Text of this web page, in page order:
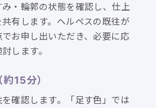
・輪郭の状態を確認し、仕上
有します。ヘルペスの既往が
お申し出いただき、必要に応
します。
15分）
確認します。「足す色」では